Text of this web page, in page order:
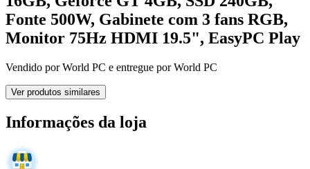
Fonte 500W, Gabinete com 3 fans RGB,
Monitor 75Hz HDMI 19.5", EasyPC Play
Vendido porWorld PC e entregue por World PC
Ver produtos similares
Informações da loja